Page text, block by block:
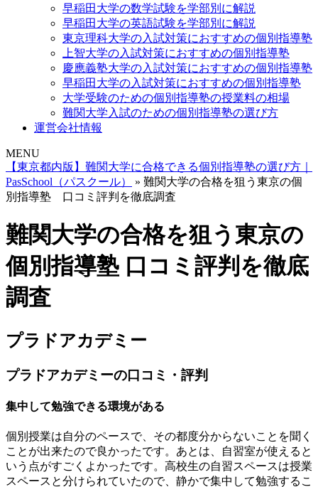
早稲田大学の数学試験を学部別に解説
早稲田大学の英語試験を学部別に解説
東京理科大学の入試対策におすすめの個別指導塾
上智大学の入試対策におすすめの個別指導塾
慶應義塾大学の入試対策におすすめの個別指導塾
早稲田大学の入試対策におすすめの個別指導塾
大学受験のための個別指導塾の授業料の相場
難関大学入試のための個別指導塾の選び方
運営会社情報
MENU
【東京都内版】難関大学に合格できる個別指導塾の選び方｜
PasSchool（パスクール）
» 難関大学の合格を狙う東京の個
別指導塾 口コミ評判を徹底調査
難関大学の合格を狙う東京の
個別指導塾 口コミ評判を徹底
調査
プラドアカデミー
プラドアカデミーの口コミ・評判
集中して勉強できる環境がある
個別授業は自分のペースで、その都度分からないことを聞く
ことが出来たので良かったです。あとは、自習室が使えると
いう点がすごくよかったです。高校生の自習スペースは授業
スペースと分けられていたので、 静かで集中して勉強するこ